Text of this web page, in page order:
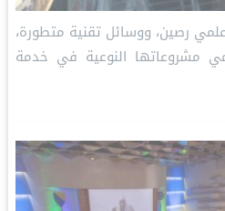
رصين، ووسائل تقنية متطورة،
مشروعاتها النوعية في خدمة